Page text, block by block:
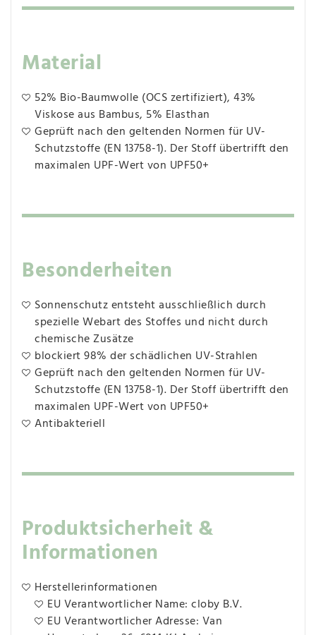
Material
52% Bio-Baumwolle (OCS zertifiziert), 43%
Viskose aus Bambus, 5% Elasthan
Geprüft nach den geltenden Normen für UV-
Schutzstoffe (EN 13758-1). Der Stoff übertrifft den
maximalen UPF-Wert von UPF50+
Besonderheiten
Sonnenschutz entsteht ausschließlich durch
spezielle Webart des Stoffes und nicht durch
chemische Zusätze
blockiert 98% der schädlichen UV-Strahlen
Geprüft nach den geltenden Normen für UV-
Schutzstoffe (EN 13758-1). Der Stoff übertrifft den
maximalen UPF-Wert von UPF50+
Antibakteriell
Produktsicherheit &
Informationen
Herstellerinformationen
EU Verantwortlicher Name: cloby B.V.
EU Verantwortlicher Adresse: Van